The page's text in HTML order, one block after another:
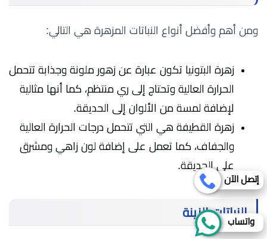
ومن أهم وأفضل أنواع النباتات المزهرة هي التالي:
زهرة البتونيا تكون عبارة عن زهور ملونة وجذابة تتحمل
الحرارة العالية وتحتاج إلى ري منتظم، كما أنها مثالية
لإضافة لمسة من الألوان إلى الحديقة.
زهرة القطيفة هي التي تتحمل درجات الحرارة العالية
والجفاف، كما تعمل على إضافة لون زاهي ومشرق
على الحديقة.
النباتات الزينة
إتصل الآن
واتساب